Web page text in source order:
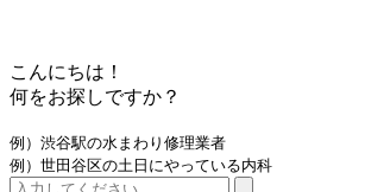
こんにちは！
何をお探しですか？
例）渋谷駅の水まわり修理業者
例）世田谷区の土日にやっている内科